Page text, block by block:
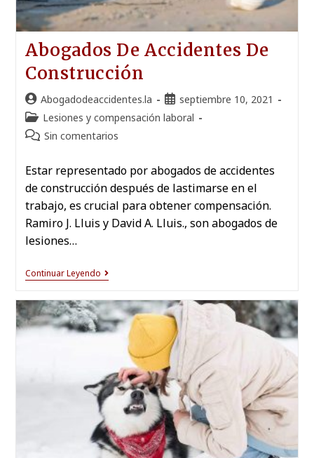
Abogados De Accidentes De
Construcción
Abogadodeaccidentes.la
septiembre 10, 2021
Lesiones y compensación laboral
Sin comentarios
Estar representado por abogados de accidentes
de construcción después de lastimarse en el
trabajo, es crucial para obtener compensación.
Ramiro J. Lluis y David A. Lluis., son abogados de
lesiones…
Continuar Leyendo